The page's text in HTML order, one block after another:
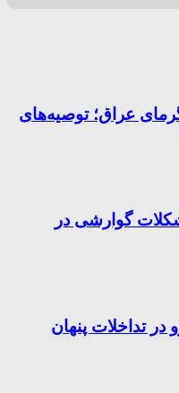
عراق؛ توصیه‌های
گوارشی در
در تداخلات پنهان